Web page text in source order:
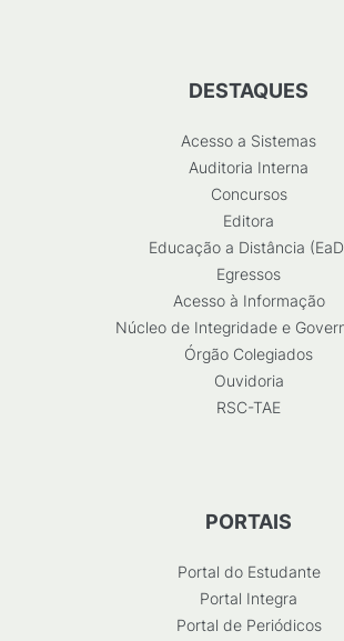
DESTAQUES
Acesso a Sistemas
Auditoria Interna
Concursos
Editora
Educação a Distância
Egressos
Acesso à Informação
Núcleo de Integridade e
Órgão Colegiados
Ouvidoria
RSC-TAE
PORTAIS
Portal do Estudante
Portal Integra
Portal de Periódicos